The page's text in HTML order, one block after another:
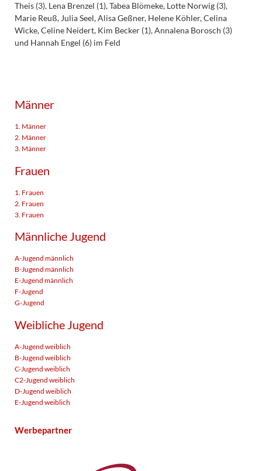
Theis (3), Lena Brenzel (1), Tabea Blömeke, Lotte Norwig (3),
Marie Reuß, Julia Seel, Alisa Geßner, Helene Köhler, Celina
Wicke, Celine Neidert, Kim Becker (1), Annalena Borosch (3)
und Hannah Engel (6) im Feld
Männer
1. Männer
2. Männer
3. Männer
Frauen
1. Frauen
2. Frauen
3. Frauen
Männliche Jugend
A-Jugend männlich
B-Jugend männlich
E-Jugend männlich
F-Jugend
G-Jugend
Weibliche Jugend
A-Jugend weiblich
B-Jugend weiblich
C-Jugend weiblich
C2-Jugend weiblich
D-Jugend weiblich
E-Jugend weiblich
Werbepartner